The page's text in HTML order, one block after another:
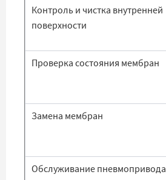
Контроль и чистка внутренней
поверхности
Проверка состояния мембран
Замена мембран
Обслуживание пневмопривода